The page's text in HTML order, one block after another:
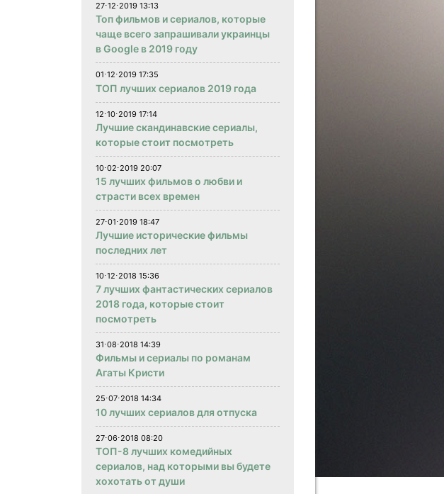
27⋅12⋅2019 13:13
Топ фильмов и сериалов, которые
чаще всего запрашивали украинцы
в Google в 2019 году
01⋅12⋅2019 17:35
ТОП лучших сериалов 2019 года
12⋅10⋅2019 17:14
Лучшие скандинавские сериалы,
которые стоит посмотреть
10⋅02⋅2019 20:07
15 лучших фильмов о любви и
страсти всех времен
27⋅01⋅2019 18:47
Лучшие исторические фильмы
последних лет
10⋅12⋅2018 15:36
7 лучших фантастических сериалов
2018 года, которые стоит
посмотреть
31⋅08⋅2018 14:39
Фильмы и сериалы по романам
Агаты Кристи
25⋅07⋅2018 14:34
10 лучших сериалов для отпуска
27⋅06⋅2018 08:20
ТОП-8 лучших комедийных
сериалов, над которыми вы будете
хохотать от души